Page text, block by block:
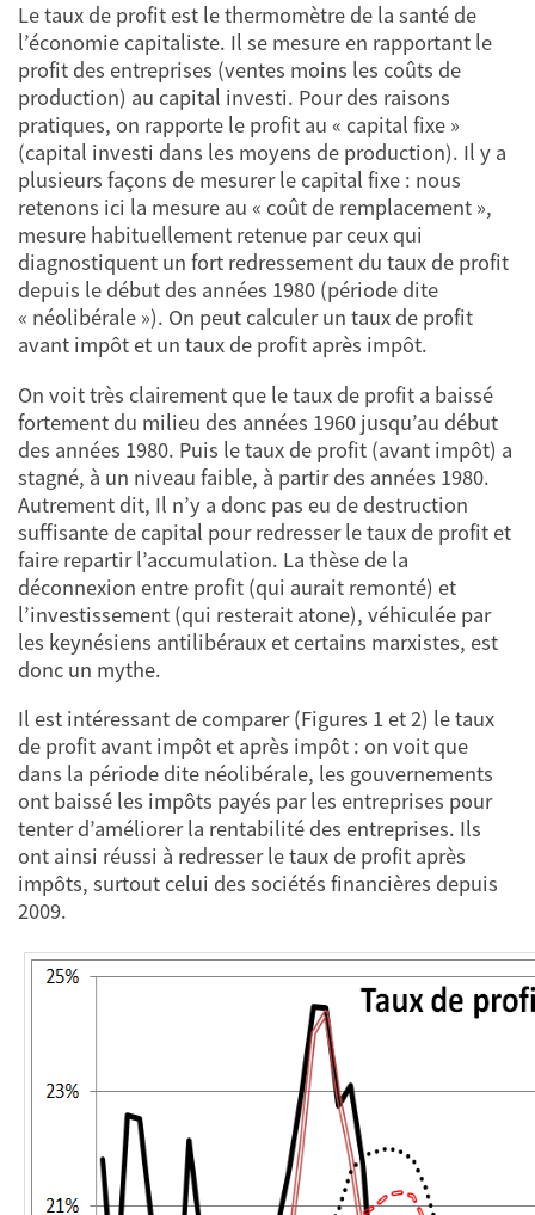
Le taux de profit est le thermomètre de la santé de
l’économie capitaliste. Il se mesure en rapportant le
profit des entreprises (ventes moins les coûts de
production) au capital investi. Pour des raisons
pratiques, on rapporte le profit au « capital fixe »
(capital investi dans les moyens de production). Il y a
plusieurs façons de mesurer le capital fixe : nous
retenons ici la mesure au « coût de remplacement »,
mesure habituellement retenue par ceux qui
diagnostiquent un fort redressement du taux de profit
depuis le début des années 1980 (période dite
« néolibérale »). On peut calculer un taux de profit
avant impôt et un taux de profit après impôt.
On voit très clairement que le taux de profit a baissé
fortement du milieu des années 1960 jusqu’au début
des années 1980. Puis le taux de profit (avant impôt) a
stagné, à un niveau faible, à partir des années 1980.
Autrement dit, Il n’y a donc pas eu de destruction
suffisante de capital pour redresser le taux de profit et
faire repartir l’accumulation. La thèse de la
déconnexion entre profit (qui aurait remonté) et
l’investissement (qui resterait atone), véhiculée par
les keynésiens antilibéraux et certains marxistes, est
donc un mythe.
Il est intéressant de comparer (Figures 1 et 2) le taux
de profit avant impôt et après impôt : on voit que
dans la période dite néolibérale, les gouvernements
ont baissé les impôts payés par les entreprises pour
tenter d’améliorer la rentabilité des entreprises. Ils
ont ainsi réussi à redresser le taux de profit après
impôts, surtout celui des sociétés financières depuis
2009.